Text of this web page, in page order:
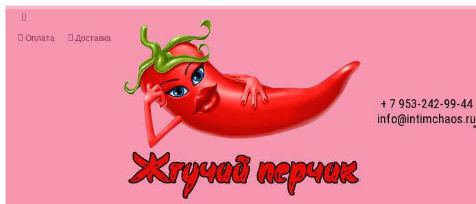
Оплата Доставка
+ 7 953-242-99-44
info@intimchaos.ru